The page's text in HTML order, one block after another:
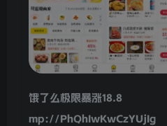
饿了么极限暴涨18.8
mp://PhQhIwKwCzYUjIg